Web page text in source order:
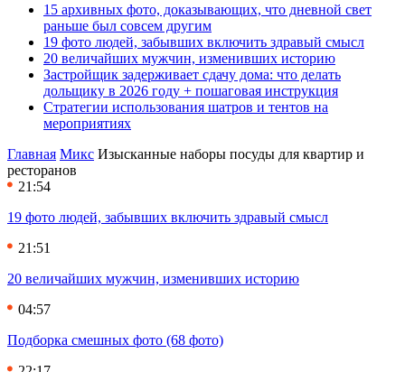
15 архивных фото, доказывающих, что дневной свет
раньше был совсем другим
19 фото людей, забывших включить здравый смысл
20 величайших мужчин, изменивших историю
Застройщик задерживает сдачу дома: что делать
дольщику в 2026 году + пошаговая инструкция
Стратегии использования шатров и тентов на
мероприятиях
Главная Микс Изысканные наборы посуды для квартир и
ресторанов
21:54
19 фото людей, забывших включить здравый смысл
21:51
20 величайших мужчин, изменивших историю
04:57
Подборка смешных фото (68 фото)